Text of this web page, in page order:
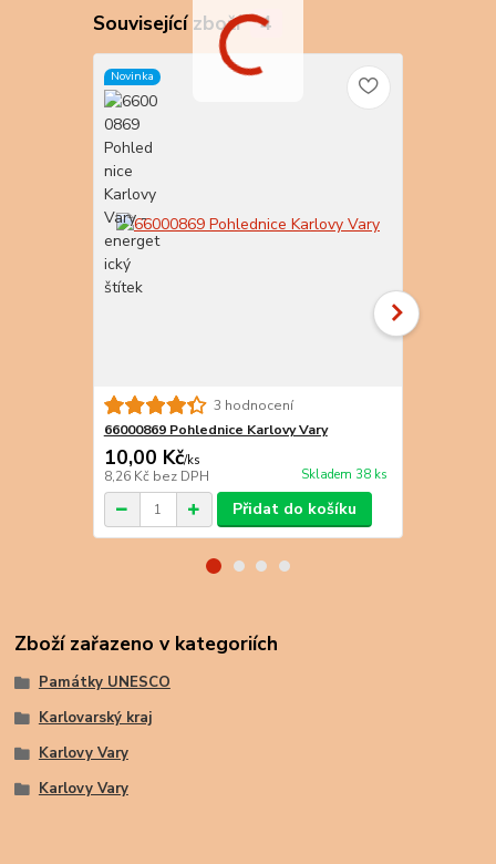
Související zboží 4
Novinka
3 hodnocení
66000869 Pohlednice Karlovy Vary
10,00 Kč/ks
8,26 Kč bez DPH Skladem 38 ks
Přidat do košíku
Zboží zařazeno v kategoriích
Památky UNESCO
Karlovarský kraj
Karlovy Vary
Karlovy Vary